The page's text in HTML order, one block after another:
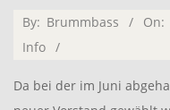
2018-
08-
By: Brummbass On:
Info
Da bei der im Juni